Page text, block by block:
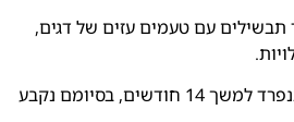
תבשילים עם טעמים עזים של דגים,
היינות הועברו להשבחה בנפרד למשך 14 חודשים, בסיומם נקבע